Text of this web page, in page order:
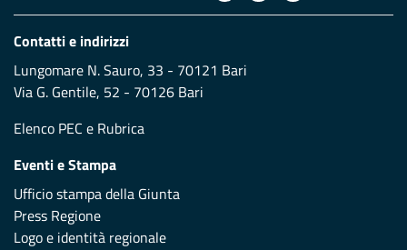
Contatti e indirizzi
Lungomare N. Sauro, 33 - 70121 Bari
Via G. Gentile, 52 - 70126 Bari
Elenco PEC e Rubrica
Eventi e Stampa
Ufficio stampa della Giunta
Press Regione
Logo e identità regionale